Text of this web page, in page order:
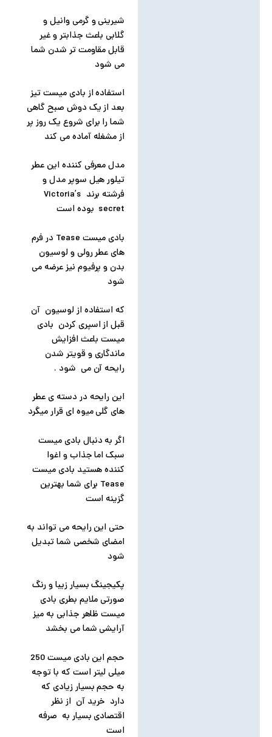
شیرینی و گرمی وانیل و
گلابی باعث جذابتر و غیر
قابل مقاومت تر شدن شما
می شود
استفاده از بادی میست تیز
بعد از یک دوش صبح گاهی
شما را برای شروع یک روز پر
از مشغله آماده می کند
مدل معرفی کننده این عطر
تیلور هیل سوپر مدل و
فرشته برند Victoria’s
secret بوده است
بادی میست Tease در فرم
های عطر رولی و لوسیون
بدن و پرفیوم نیز عرضه می
شود
که استفاده از لوسیون آن
قبل از اسپری کردن بادی
میست باعث افزایش
ماندگاری و قویتر شدن
رایحه آن می شود .
این رایحه در دسته ی عطر
های گلی میوه ای قرار میگرد
اگر به دنبال بادی میست
سبک اما جذاب و اغوا
کننده هستید بادی میست
Tease برای شما بهترین
گزینه است
حتی این رایحه می تواند به
امضای شخصی شما تبدیل
شود
پکیجینگ بسیار زیبا و رنگ
صورتی ملایم بطری بادی
میست ظاهر جذابی به میز
آرایشی شما می بخشد
حجم این بادی میست 250
میلی لیتر است که با توجه
به حجم بسیار زیادی که
دارد خرید آن از نظر
اقتصادی بسیار به صرفه
است